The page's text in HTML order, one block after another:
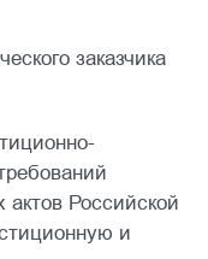
заказчика
актов Российской
и